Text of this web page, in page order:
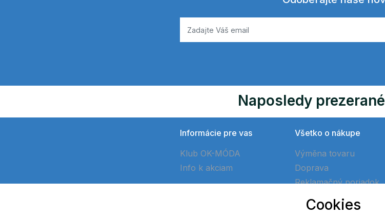
Naposledy
Informácie pre vas
Klub OK-MÓDA
Info k akciam
Všetko o nákupe
Výměna tovaru
Doprava
Reklamačný poriadok
Ako vytvoriť objednávku
Obchodné podmienky
Cookies